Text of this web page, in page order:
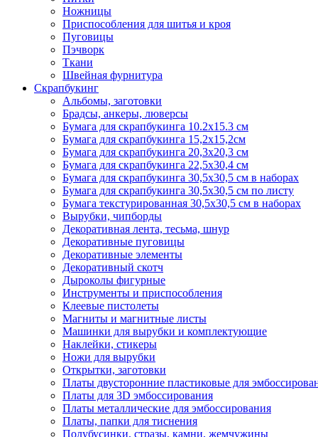
Ножницы
Приспособления для шитья и кроя
Пуговицы
Пэчворк
Ткани
Швейная фурнитура
Скрапбукинг
Альбомы, заготовки
Брадсы, анкеры, люверсы
Бумага для скрапбукинга 10.2х15.3 см
Бумага для скрапбукинга 15,2х15,2см
Бумага для скрапбукинга 20,3х20,3 см
Бумага для скрапбукинга 22,5х30,4 см
Бумага для скрапбукинга 30,5х30,5 см в наборах
Бумага для скрапбукинга 30,5х30,5 см по листу
Бумага текстурированная 30,5х30,5 см в наборах
Вырубки, чипборды
Декоративная лента, тесьма, шнур
Декоративные пуговицы
Декоративные элементы
Декоративный скотч
Дыроколы фигурные
Инструменты и приспособления
Клеевые пистолеты
Магниты и магнитные листы
Машинки для вырубки и комплектующие
Наклейки, стикеры
Ножи для вырубки
Открытки, заготовки
Платы двусторонние пластиковые для
Платы для 3D эмбоссирования
Платы металлические для эмбоссирования
Платы, папки для тиснения
Полубусинки, стразы, камни, жемчужины